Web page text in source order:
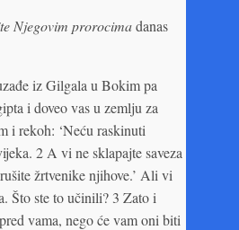
Njegovim prorocimadanas
iz Gilgala u Bokim pa
i doveo vas u zemlju za
i rekoh: ‘Neću raskinuti
2 A vi ne sklapajte saveza
žrtvenike njihove.’ Ali vi
Što ste to učinili? 3 Zato i
vama, nego će vam oni biti